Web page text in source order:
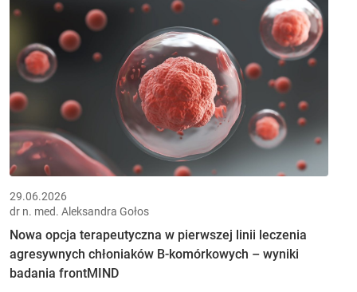
29.06.2026
dr n. med. Aleksandra Gołos
Nowa opcja terapeutyczna w pierwszej linii leczenia
agresywnych chłoniaków B-komórkowych – wyniki
badania frontMIND